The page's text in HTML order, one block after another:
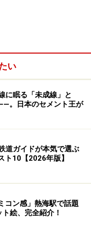
い
に眠る「未成線」と
。日本のセメント王が
道ガイドが本気で選ぶ
ト10【2026年版】
コン感」熱海駅で話題
絵、完全紹介！